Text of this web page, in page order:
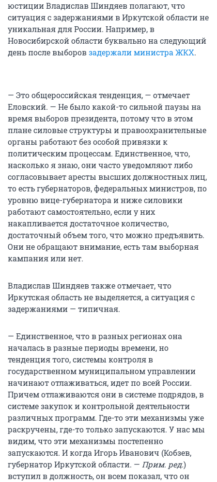
юстиции Владислав Шиндяев полагают, что
ситуация с задержаниями в Иркутской области не
уникальная для России. Например, в
Новосибирской области буквально на следующий
день после выборовзадержали министра ЖКХ.
— Это общероссийская тенденция, — отмечает
Еловский. — Не было какой-то сильной паузы на
время выборов президента, потому что в этом
плане силовые структуры и правоохранительные
органы работают без особой привязки к
политическим процессам. Единственное, что,
насколько я знаю, они часто уведомляют либо
согласовывает аресты высших должностных лиц,
то есть губернаторов, федеральных министров, по
уровню вице-губернатора и ниже силовики
работают самостоятельно, если у них
накапливается достаточное количество,
достаточный объем того, что можно предъявить.
Они не обращают внимание, есть там выборная
кампания или нет.
Владислав Шиндяев также отмечает, что
Иркутская область не выделяется, а ситуация с
задержаниями — типичная.
— Единственное, что в разных регионах она
началась в разные периоды времени, но
тенденция того, системы контроля в
государственном муниципальном управлении
начинают отлаживаться, идет по всей России.
Причем отлаживаются они в системе подрядов, в
системе закупок и контрольной деятельности
различных программ. Где-то эти механизмы уже
раскручены, где-то только запускаются. У нас мы
видим, что эти механизмы постепенно
запускаются. И когда Игорь Иванович (Кобзев,
губернатор Иркутской области. — Прим. ред.)
вступил в должность, он всем показал, что он